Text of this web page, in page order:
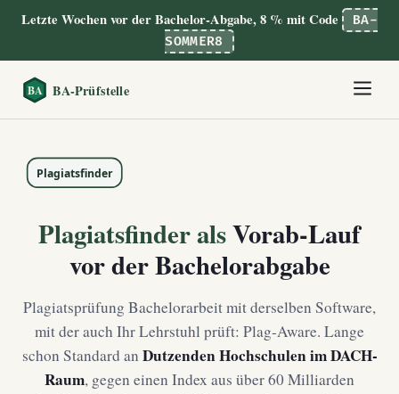
Letzte Wochen vor der Bachelor-Abgabe, 8 % mit Code
BA-
SOMMER8
Plagiatsfinder alsVorab-Lauf
vor der Bachelorabgabe
Plagiatsprüfung Bachelorarbeit mit derselben Software,
mit der auch Ihr Lehrstuhl prüft: Plag-Aware. Lange
schon Standard an Dutzenden Hochschulen im DACH-
Raum, gegen einen Index aus über 60 Milliarden